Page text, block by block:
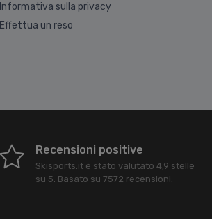
Informativa sulla privacy
Effettua un reso
Recensioni positive
Skisports.it è stato valutato 4,9 stelle
su 5 . Basato su 7572 recensioni.